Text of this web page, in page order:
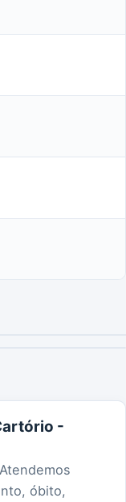
-
óbito,